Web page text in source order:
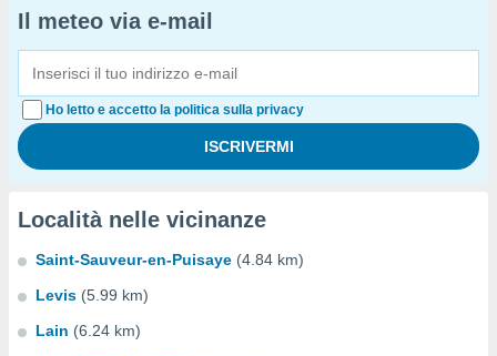
Il meteo via e-mail
Ho letto e accetto la politica sulla privacy
Località nelle vicinanze
Saint-Sauveur-en-Puisaye (4.84 km)
Levis (5.99 km)
Lain (6.24 km)